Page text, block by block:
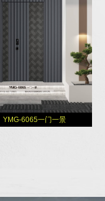
YMG-6065一门一景